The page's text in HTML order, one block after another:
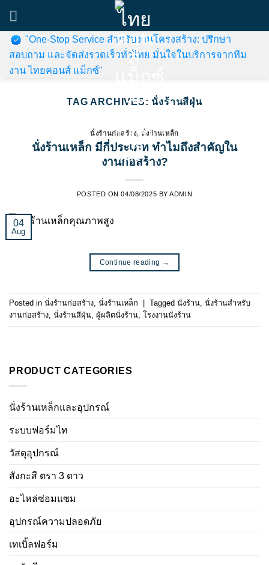
content"One-Stop Service สำหรับงานโครงสร้าง: ปรึกษา
สอบถาม และจัดส่งรวดเร็วทั่วไทย มั่นใจในบริการจากทีม
งาน ไทยคอนส์ แม็กซ์"
TAG ARCHIVES: นั่งร้านสีฝุ่น
นั่งร้านก่อสร้าง, นั่งร้านเหล็ก
นั่งร้านเหล็ก มีกี่ประเภท ทำไมถึงสำคัญใน
งานก่อสร้าง?
POSTED ON04/08/2025 BYADMIN
04
Aug
Continue reading →
Posted in นั่งร้านก่อสร้าง, นั่งร้านเหล็ก Tagged นั่งร้าน, นั่งร้านสำหรับ
งานก่อสร้าง, นั่งร้านสีฝุ่น, ผู้ผลิตนั่งร้าน, โรงงานนั่งร้าน
PRODUCT CATEGORIES
นั่งร้านเหล็กและอุปกรณ์
ระบบฟอร์มไท
วัสดุอุปกรณ์
สังกะสี ตรา 3 ดาว
อะไหล่ซ่อมแซม
อุปกรณ์ความปลอดภัย
เทเบิ้ลฟอร์ม